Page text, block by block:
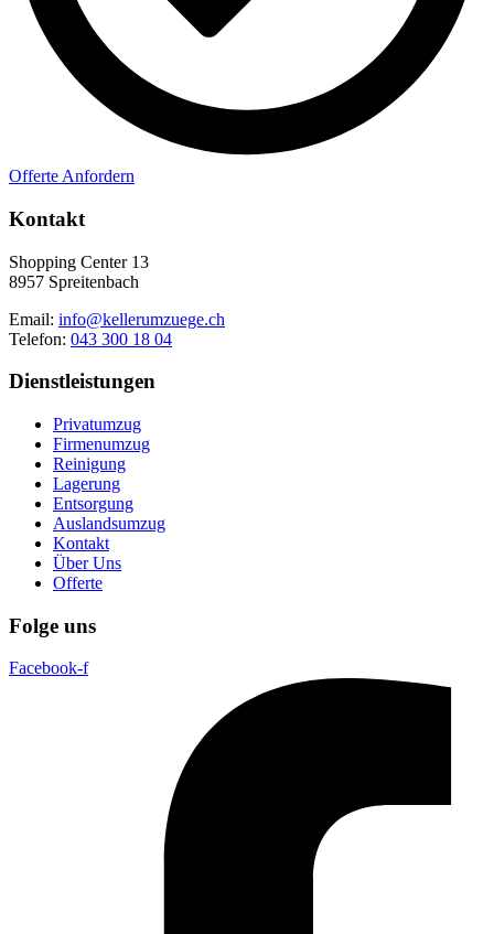
Offerte Anfordern
Kontakt
Shopping Center 13
8957 Spreitenbach
Email: info@kellerumzuege.ch
Telefon: 043 300 18 04
Dienstleistungen
Privatumzug
Firmenumzug
Reinigung
Lagerung
Entsorgung
Auslandsumzug
Kontakt
Über Uns
Offerte
Folge uns
Facebook-f